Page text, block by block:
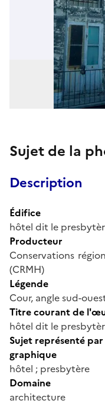
Sujet de la
Description
Édifice
hôtel dit le
Producteur
Conservations
(CRMH)
Légende
Cour, angle sud-
Titre courant de
hôtel dit le
Sujet représenté
graphique
hôtel ; presbytère
Domaine
architecture